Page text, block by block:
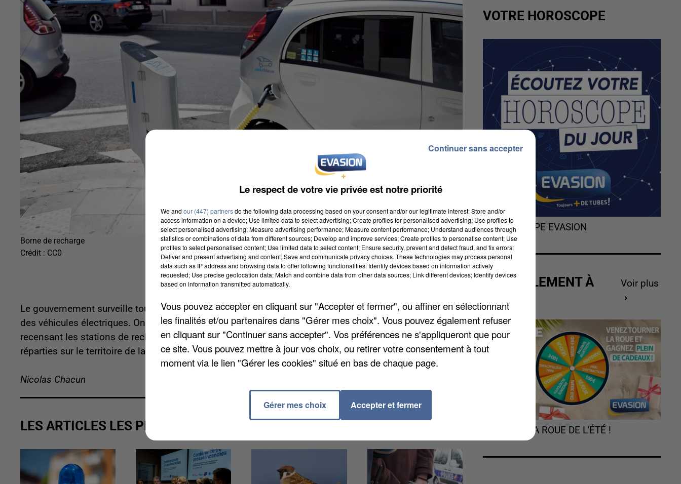
Borne de recharge
Crédit : CC0
Le gouvernement surveille toujours le déploiement de ces bornes, essentielles au bon fonctionnement
des véhicules électriques. On peut aussi citerBison futé, qui fournit une carte interactive en temps réel
recensant les stations de recharge rapide. Concernant les bornes elles-mêmes, on en compte 1.445
réparties sur le territoire de la Somme. L'État a fixé dans le département un objectif à 1.635.
Nicolas Chacun
LES ARTICLES LES PLUS VUS
VOTRE HOROSCOPE
L'HOROSCOPE EVASION
ACTUELLEMENT À
Voir plus
TOURNEZ LA ROUE DE L'ÉTÉ !
Le respect de votre vie privée est notre priorité
We and our (447) partnersdo the following data processing based on your consent and/or our legitimate interest: Store and/or
access information on a device; Use limited data to select advertising; Create profiles for personalised advertising; Use profiles to
select personalised advertising; Measure advertising performance; Measure content performance; Understand audiences through
statistics or combinations of data from different sources; Develop and improve services; Create profiles to personalise content; Use
profiles to select personalised content; Use limited data to select content; Ensure security, prevent and detect fraud, and fix errors;
Deliver and present advertising and content; Save and communicate privacy choices. These technologies may process personal
data such as IP address and browsing data to offer following functionalities: Identify devices based on information actively
requested; Use precise geolocation data; Match and combine data from other data sources; Link different devices; Identify devices
based on information transmitted automatically.
Vous pouvez accepter en cliquant sur "Accepter et fermer", ou affiner en sélectionnant
les finalités et/ou partenaires dans "Gérer mes choix". Vous pouvez également refuser
en cliquant sur "Continuer sans accepter". Vos préférences ne s'appliqueront que pour
ce site. Vous pouvez mettre à jour vos choix, ou retirer votre consentement à tout
moment via le lien "Gérer les cookies" situé en bas de chaque page.
Gérer mes choix Accepter et fermer
Continuer sans accepter